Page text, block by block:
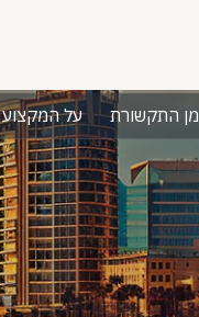
מן התקשורת על המקצוע